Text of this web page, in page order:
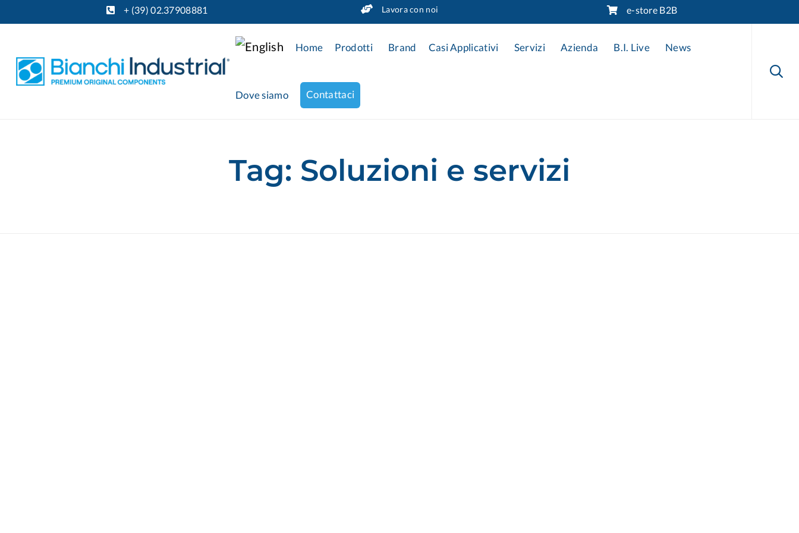
+ (39) 02.37908881 Lavora con noi
e-store B2B
Home Prodotti Brand Casi Applicativi Servizi Azienda B.I. Live News
Dove siamo Contattaci

Tag: Soluzioni e servizi